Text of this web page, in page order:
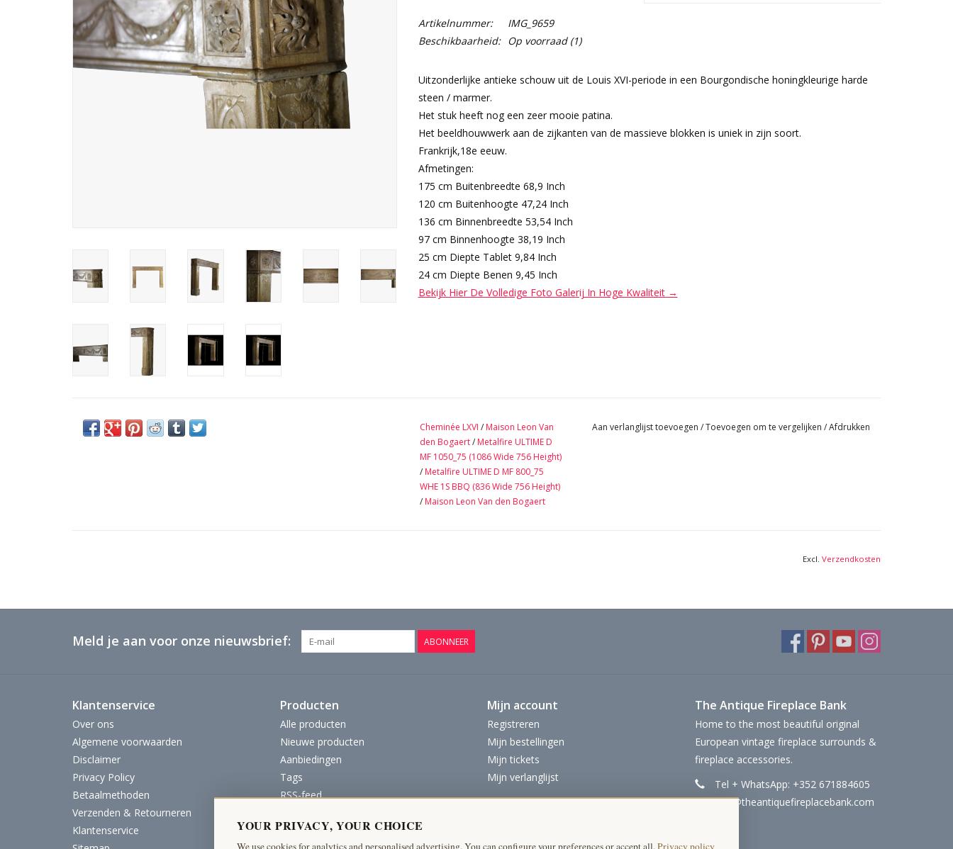
Artikelnummer:
IMG_9659
Beschikbaarheid:
Op voorraad(1)
Uitzonderlijke antieke schouw uit de Louis XVI-periode in een Bourgondische honingkleurige harde
steen / marmer.
Het stuk heeft nog een zeer mooie patina.
Het beeldhouwwerk aan de zijkanten van de massieve blokken is uniek in zijn soort.
Frankrijk,18e eeuw.
Afmetingen:
175 cm Buitenbreedte 68,9 Inch
120 cm Buitenhoogte 47,24 Inch
136 cm Binnenbreedte 53,54 Inch
97 cm Binnenhoogte 38,19 Inch
25 cm Diepte Tablet 9,84 Inch
24 cm Diepte Benen 9,45 Inch
Bekijk Hier De Volledige Foto Galerij In Hoge Kwaliteit →
Cheminée LXVI / Maison Leon Van
den Bogaert/ Metalfire ULTIME D
MF 1050_75 (1086 Wide 756 Height)
/ Metalfire ULTIME D MF 800_75
WHE 1S BBQ (836 Wide 756 Height)
/ Maison Leon Van den Bogaert
Aan verlanglijst toevoegen /Toevoegen om te vergelijken /Afdrukken
Excl. Verzendkosten
Meld je aan voor onze nieuwsbrief: ABONNEER
Klantenservice
Over ons
Algemene voorwaarden
Disclaimer
Privacy Policy
Betaalmethoden
Verzenden & Retourneren
Klantenservice
Producten
Alle producten
Nieuwe producten
Aanbiedingen
Tags
RSS-feed
Mijn account
Registreren
Mijn bestellingen
Mijn tickets
Mijn verlanglijst
The Antique Fireplace Bank
Home to the most beautiful original
European vintage fireplace surrounds &
fireplace accessories.
Tel + WhatsApp: +352 671884605
info@theantiquefireplacebank.com
YOUR PRIVACY, YOUR CHOICE
We use cookies for analytics and personalised advertising. You can configure your preferences or accept all. Privacy policy